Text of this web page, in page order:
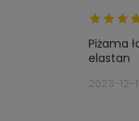
Piżama
elastan
2023-12-